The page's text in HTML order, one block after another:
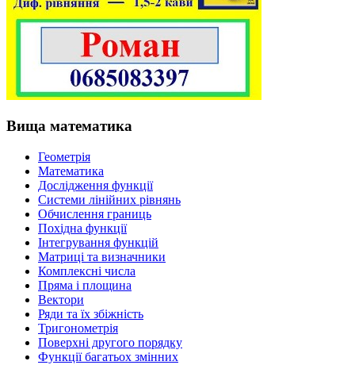
Вища математика
Геометрія
Математика
Дослідження функції
Системи лінійних рівнянь
Обчислення границь
Похідна функції
Інтегрування функцій
Матриці та визначники
Комплексні числа
Пряма і площина
Вектори
Ряди та їх збіжність
Тригонометрія
Поверхні другого порядку
Функції багатьох змінних